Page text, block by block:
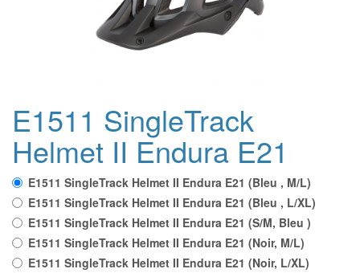
E1511 SingleTrack
Helmet II Endura E21
E1511 SingleTrack Helmet II Endura E21 (Bleu , M/L)
E1511 SingleTrack Helmet II Endura E21 (Bleu , L/XL)
E1511 SingleTrack Helmet II Endura E21 (S/M, Bleu )
E1511 SingleTrack Helmet II Endura E21 (Noir, M/L)
E1511 SingleTrack Helmet II Endura E21 (Noir, L/XL)